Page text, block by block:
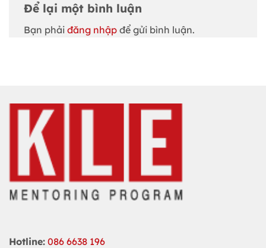
Để lại một bình luận
Bạn phải đăng nhập để gửi bình luận.
Hotline: 086 6638 196